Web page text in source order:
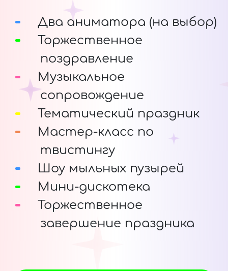
Два аниматора (на выбор)
Торжественное
поздравление
Музыкальное
сопровождение
Тематический праздник
Мастер-класс по
твистингу
Шоу мыльных пузырей
Мини-дискотека
Торжественное
завершение праздника